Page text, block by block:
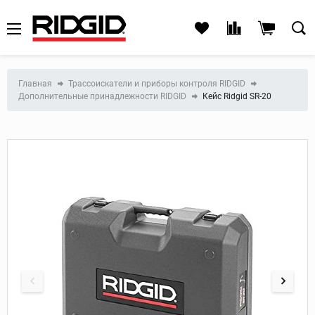
Главная
Трассоискатели и приборы контроля RIDGID
Дополнительные принадлежности RIDGID
Кейс Ridgid SR-20